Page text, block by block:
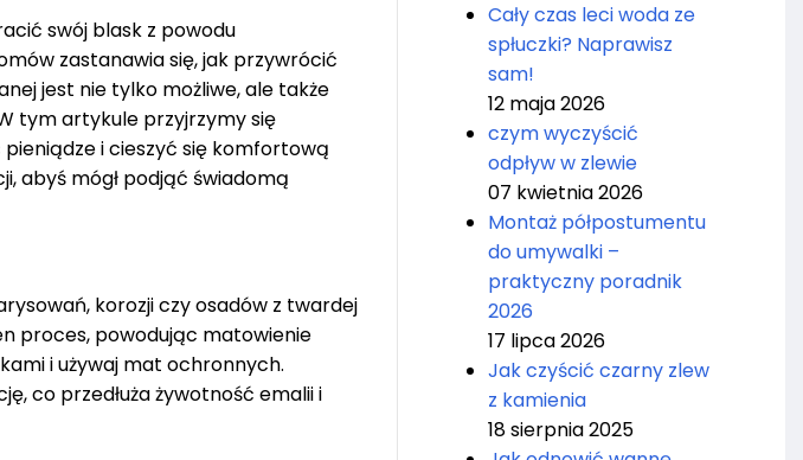
swój blask z powodu
zastanawia się, jak przywrócić
jest nie tylko możliwe, ale także
tym artykule przyjrzymy się
i cieszyć się komfortową
abyś mógł podjąć świadomą
korozji czy osadów z twardej
proces, powodując matowienie
i używaj mat ochronnych.
co przedłuża żywotność emalii i
Cały czas leci woda ze
spłuczki? Naprawisz
sam!
12 maja 2026
czym wyczyścić
odpływ w zlewie
07 kwietnia 2026
Montaż półpostumentu
do umywalki –
praktyczny poradnik
2026
17 lipca 2026
Jak czyścić czarny zlew
z kamienia
18 sierpnia 2025